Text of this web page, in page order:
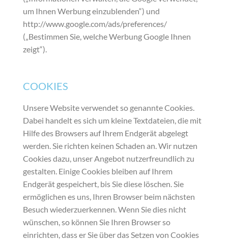
um Ihnen Werbung einzublenden“) und
http://www.google.com/ads/preferences/
(„Bestimmen Sie, welche Werbung Google Ihnen
zeigt“).
COOKIES
Unsere Website verwendet so genannte Cookies.
Dabei handelt es sich um kleine Textdateien, die mit
Hilfe des Browsers auf Ihrem Endgerät abgelegt
werden. Sie richten keinen Schaden an. Wir nutzen
Cookies dazu, unser Angebot nutzerfreundlich zu
gestalten. Einige Cookies bleiben auf Ihrem
Endgerät gespeichert, bis Sie diese löschen. Sie
ermöglichen es uns, Ihren Browser beim nächsten
Besuch wiederzuerkennen. Wenn Sie dies nicht
wünschen, so können Sie Ihren Browser so
einrichten, dass er Sie über das Setzen von Cookies